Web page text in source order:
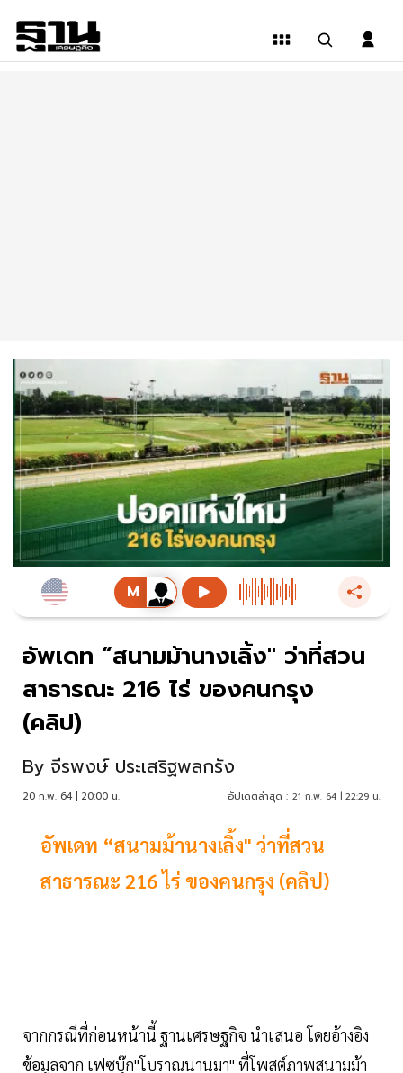
อัพเดท “สนามม้านางเลิ้ง" ว่าที่สวน
สาธารณะ 216 ไร่ ของคนกรุง
(คลิป)
By จีรพงษ์ ประเสริฐพลกรัง
20 ก.พ. 64 | 20:00 น. อัปเดตล่าสุด : 21 ก.พ. 64 | 22:29 น.
อัพเดท “สนามม้านางเลิ้ง" ว่าที่สวน
สาธารณะ 216 ไร่ ของคนกรุง (คลิป)
จากกรณีที่ก่อนหน้านี้ ฐานเศรษฐกิจ นำเสนอ โดยอ้างอิง
ข้อมูลจาก เฟซบุ๊ก"โบราณนานมา" ที่โพสต์ภาพสนามม้า